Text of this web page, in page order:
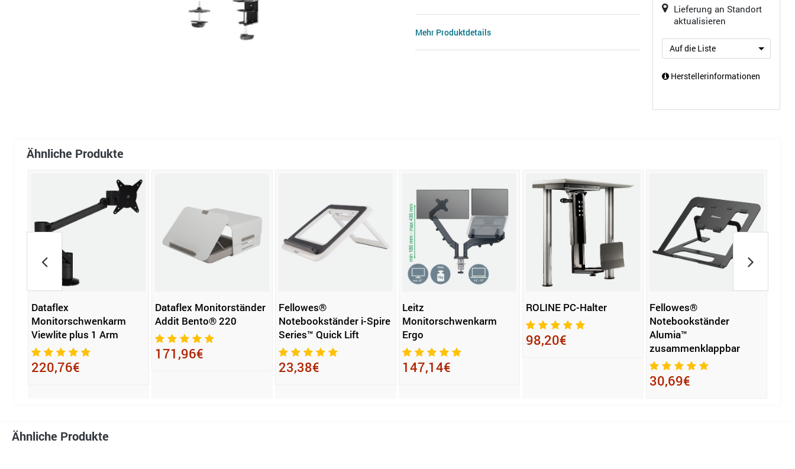
Mehr Produktdetails
Lieferung an Standort
aktualisieren
Auf die Liste
Herstellerinformationen
Ähnliche Produkte
Dataflex
Monitorschwenkarm
Viewlite plus 1 Arm
220,76€
Dataflex Monitorständer
Addit Bento® 220
171,96€
Fellowes®
Notebookständer i-Spire
Series™ Quick Lift
23,38€
Leitz
Monitorschwenkarm
Ergo
147,14€
ROLINE PC-Halter
98,20€
Fellowes®
Notebookständer
Alumia™
zusammenklappbar
30,69€
Ähnliche Produkte